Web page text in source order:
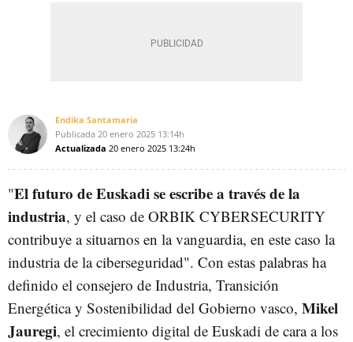
Endika Santamaria
Publicada 20 enero 2025 13:14h
Actualizada 20 enero 2025 13:24h
"El futuro de Euskadi se escribe a través de la
industria, y el caso de ORBIK CYBERSECURITY
contribuye a situarnos en la vanguardia, en este caso la
industria de la ciberseguridad". Con estas palabras ha
definido el consejero de Industria, Transición
Energética y Sostenibilidad del Gobierno vasco, Mikel
Jauregi, el crecimiento digital de Euskadi de cara a los